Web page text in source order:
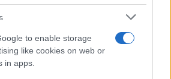
to enable storage
like cookies on web or
in apps.
di Torino